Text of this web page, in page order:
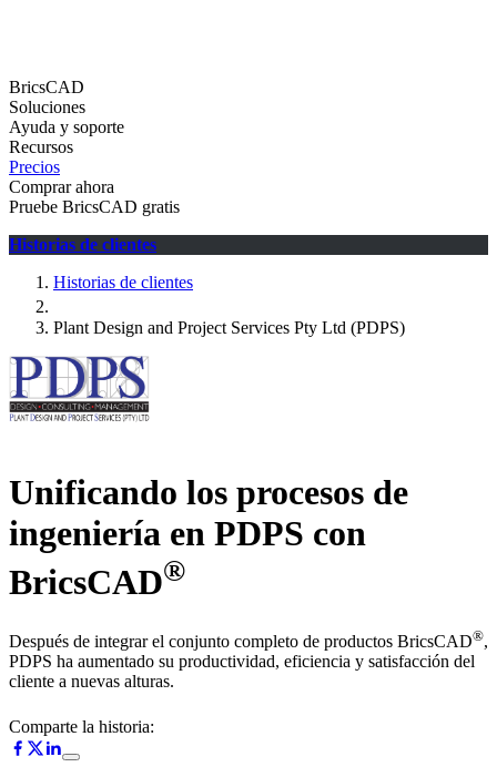
BricsCAD
Soluciones
Ayuda y soporte
Recursos
Precios
Comprar ahora
Pruebe BricsCAD gratis
Historias de clientes
Historias de clientes
Plant Design and Project Services Pty Ltd (PDPS)
Unificando los procesos de
ingeniería en PDPS con
BricsCAD®
Después de integrar el conjunto completo de productos BricsCAD®,
PDPS ha aumentado su productividad, eficiencia y satisfacción del
cliente a nuevas alturas.
Comparte la historia: